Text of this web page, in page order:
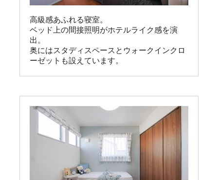
高級感あふれる寝室。
ベッド上の間接照明がホテルライク感を演
出。
奥にはスタディスペースとウォークインクロ
ーゼットも設えています。